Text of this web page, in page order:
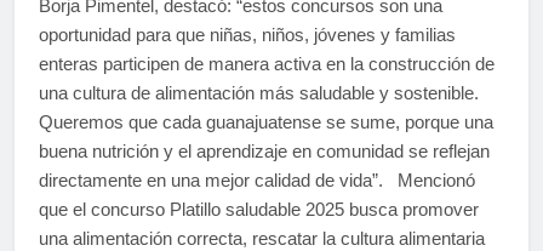
Borja Pimentel, destacó: “estos concursos son una
oportunidad para que niñas, niños, jóvenes y familias
enteras participen de manera activa en la construcción de
una cultura de alimentación más saludable y sostenible.
Queremos que cada guanajuatense se sume, porque una
buena nutrición y el aprendizaje en comunidad se reflejan
directamente en una mejor calidad de vida”. Mencionó
que el concurso Platillo saludable 2025 busca promover
una alimentación correcta, rescatar la cultura alimentaria